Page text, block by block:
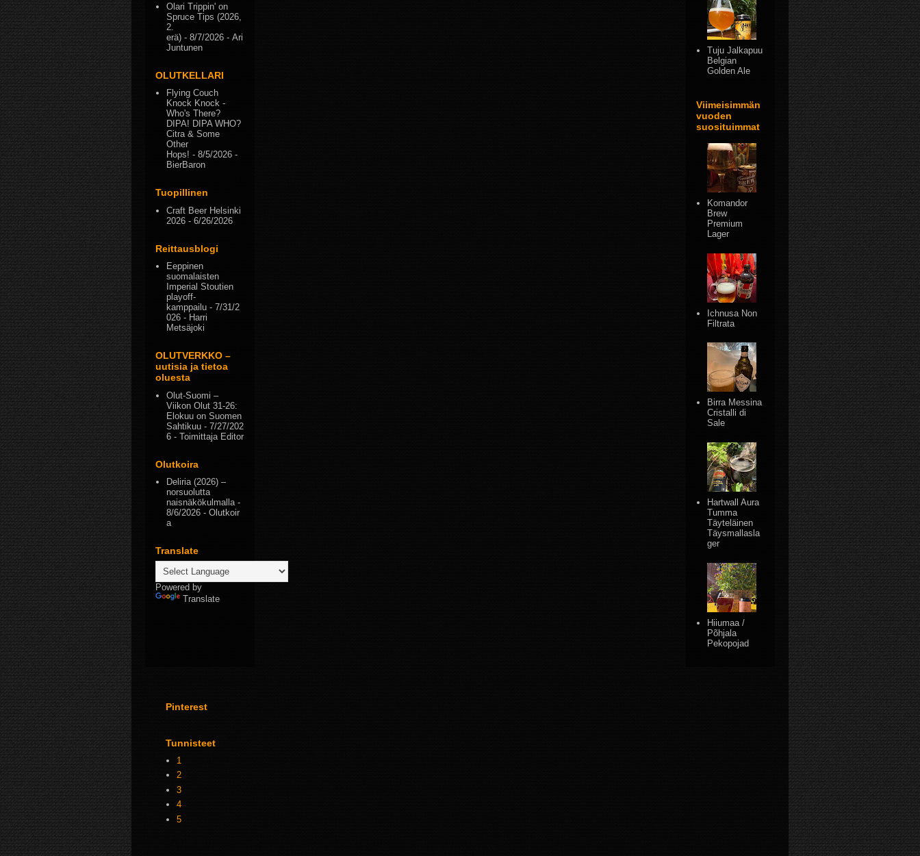
Olari Trippin' on
Spruce Tips (2026,
2.
erä) - 8/7/2026 - Ari
Juntunen
OLUTKELLARI
Flying Couch
Knock Knock -
Who's There?
DIPA! DIPA WHO?
Citra & Some
Other
Hops! - 8/5/2026 -
BierBaron
Tuopillinen
Craft Beer Helsinki
2026 - 6/26/2026
Reittausblogi
Eeppinen
suomalaisten
Imperial Stoutien
playoff-
kamppailu - 7/31/2
026 - Harri
Metsäjoki
OLUTVERKKO –
uutisia ja tietoa
oluesta
Olut-Suomi –
Viikon Olut 31-26:
Elokuu on Suomen
Sahtikuu - 7/27/202
6 - Toimittaja Editor
Olutkoira
Deliria (2026) –
norsuolutta
naisnäkökulmalla-
8/6/2026 - Olutkoir
a
Translate
Powered by
Translate
Tuju Jalkapuu
Belgian
Golden Ale
Viimeisimmän
vuoden
suosituimmat
Komandor
Brew
Premium
Lager
Ichnusa Non
Filtrata
Birra Messina
Cristalli di
Sale
Hartwall Aura
Tumma
Täyteläinen
Täysmallasla
ger
Hiiumaa /
Põhjala
Pekopojad
Pinterest
Tunnisteet
1
2
3
4
5